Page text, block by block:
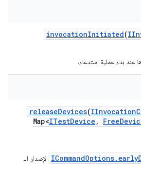
invocationInitiated(
عند بدء عملية استدعاء.
releaseDevices(IInvocation
Map<ITestDevice , Free
لإصدار الـ